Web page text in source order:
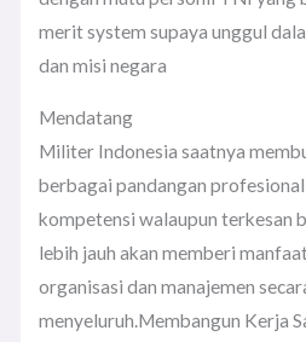
merit system supaya unggul
dan misi negara
Mendatang
Militer Indonesia saatnya
berbagai pandangan
kompetensi walaupun terkesan
lebih jauh akan memberi
organisasi dan manajemen
menyeluruh.Membangun Kerja